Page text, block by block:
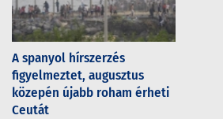
A spanyol hírszerzés
figyelmeztet, augusztus
közepén újabb roham érheti
Ceutát